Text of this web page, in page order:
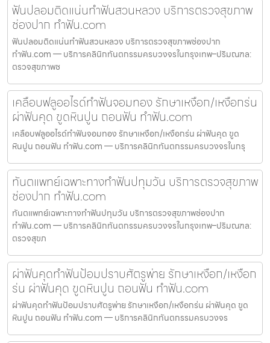
ฟันปลอมติดแน่นทำฟันสวนหลวง บริการตรวจสุขภาพ
ช่องปาก ทำฟัน.com
ฟันปลอมติดแน่นทำฟันสวนหลวง บริการตรวจสุขภาพช่องปาก
ทำฟัน.com — บริการคลินิกทันตกรรมครบวงจรในกรุงเทพ–ปริมณฑล:
ตรวจสุขภาพช
เคลือบฟลูออไรด์ทำฟันจอมทอง รักษาเหงือก/เหงือกร่น
ผ่าฟันคุด ขูดหินปูน ถอนฟัน ทำฟัน.com
เคลือบฟลูออไรด์ทำฟันจอมทอง รักษาเหงือก/เหงือกร่น ผ่าฟันคุด ขูด
หินปูน ถอนฟัน ทำฟัน.com — บริการคลินิกทันตกรรมครบวงจรในกรุ
ทันตแพทย์เฉพาะทางทำฟันปทุมวัน บริการตรวจสุขภาพ
ช่องปาก ทำฟัน.com
ทันตแพทย์เฉพาะทางทำฟันปทุมวัน บริการตรวจสุขภาพช่องปาก
ทำฟัน.com — บริการคลินิกทันตกรรมครบวงจรในกรุงเทพ–ปริมณฑล:
ตรวจสุขภ
ผ่าฟันคุดทำฟันป้อมปราบศัตรูพ่าย รักษาเหงือก/เหงือก
ร่น ผ่าฟันคุด ขูดหินปูน ถอนฟัน ทำฟัน.com
ผ่าฟันคุดทำฟันป้อมปราบศัตรูพ่าย รักษาเหงือก/เหงือกร่น ผ่าฟันคุด ขูด
หินปูน ถอนฟัน ทำฟัน.com — บริการคลินิกทันตกรรมครบวงจร